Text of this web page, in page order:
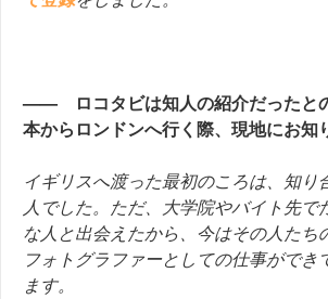
—— ロコタビは知人の紹介だったと
本からロンドンへ行く際、現地にお知
イギリスへ渡った最初のころは、知り
人でした。ただ、大学院やバイト先で
な人と出会えたから、今はその人たち
フォトグラファーとしての仕事ができ
ます。